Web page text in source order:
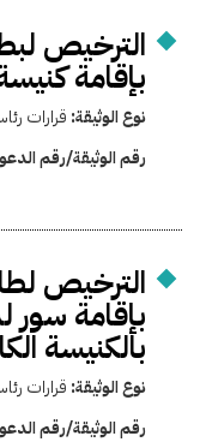
الترخيص
بإقامة
نوع الوثيقة: قرارات
رقم الوثيقة/رقم
الترخيص
بإقامة سور
بالكنيسة
نوع الوثيقة: قرارات
رقم الوثيقة/رقم